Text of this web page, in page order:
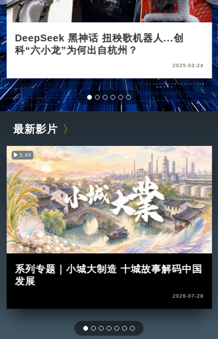
DeepSeek 黑神话 扭秧歌机器人...创
科“六小龙”为何出自杭州？
2025-03-24
最新影片
3:49
系列专题｜小城大制造 十城故事解码中国
发展
2026-07-28